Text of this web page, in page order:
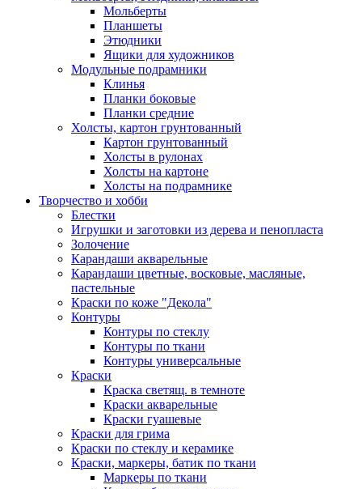
Мольберты
Планшеты
Этюдники
Ящики для художников
Модульные подрамники
Клинья
Планки боковые
Планки средние
Холсты, картон грунтованный
Картон грунтованный
Холсты в рулонах
Холсты на картоне
Холсты на подрамнике
Творчество и хобби
Блестки
Игрушки и заготовки из дерева и пенопласта
Золочение
Карандаши акварельные
Карандаши цветные, восковые, масляные,
пастельные
Краски по коже "Декола"
Контуры
Контуры по стеклу
Контуры по ткани
Контуры универсальные
Краски
Краска светящ. в темноте
Краски акварельные
Краски гуашевые
Краски для грима
Краски по стеклу и керамике
Краски, маркеры, батик по ткани
Маркеры по ткани